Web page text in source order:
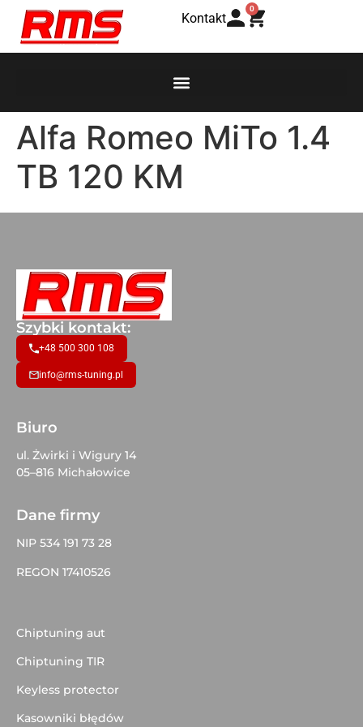
Kontakt
0
Alfa Romeo MiTo 1.4
TB 120 KM
Szybki kontakt:
+48 500 300 108
info@rms-tuning.pl
Biuro
ul. Żwirki i Wigury 14
05–816 Michałowice
Dane firmy
NIP 534 191 73 28
REGON 17410526
Chiptuning aut
Chiptuning TIR
Keyless protector
Kasowniki błędów